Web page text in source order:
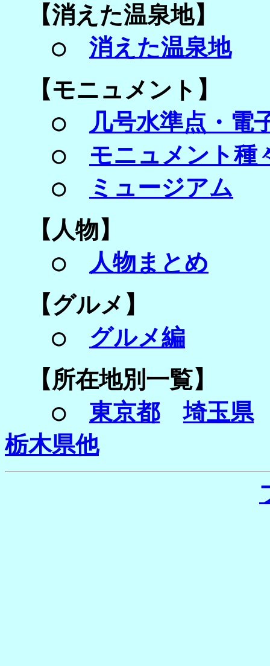
【消えた温泉地】
○ 消えた温泉地
【モニュメント】
○
几号水準点・電
○ モニュメント種
○
ミュージアム
【 人物】
○
人物まとめ
【グルメ】
○ グルメ編
【所在地別一覧】
○ 東京都
埼玉県
栃木県他